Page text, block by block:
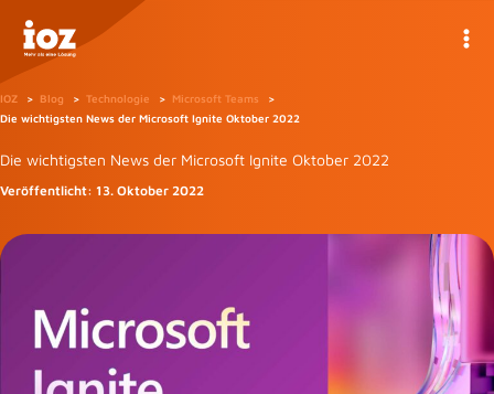
Inhalt
springen
IOZ Blog Technologie
Microsoft Teams
Die wichtigsten News der Microsoft Ignite Oktober 2022
Die wichtigsten News der Microsoft Ignite Oktober 2022
Veröffentlicht: 13. Oktober 2022